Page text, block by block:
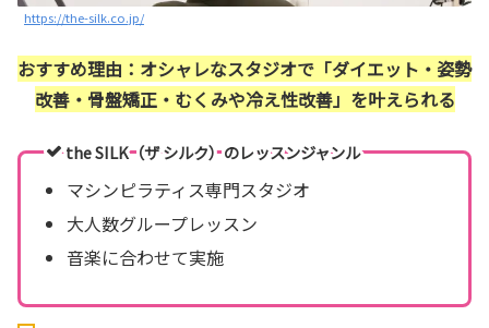
https://the-silk.co.jp/
おすすめ理由：オシャレなスタジオで「ダイエット・姿勢
改善・骨盤矯正・むくみや冷え性改善」を叶えられる
the SILK（ザ シルク）のレッスンジャンル
マシンピラティス専門スタジオ
大人数グループレッスン
音楽に合わせて実施